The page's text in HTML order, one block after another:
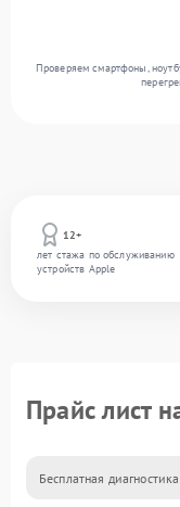
12+
лет стажа по обслуживанию
устройств Apple
Проверяем смартфоны,
Прайс лист
Бесплатная диагностика